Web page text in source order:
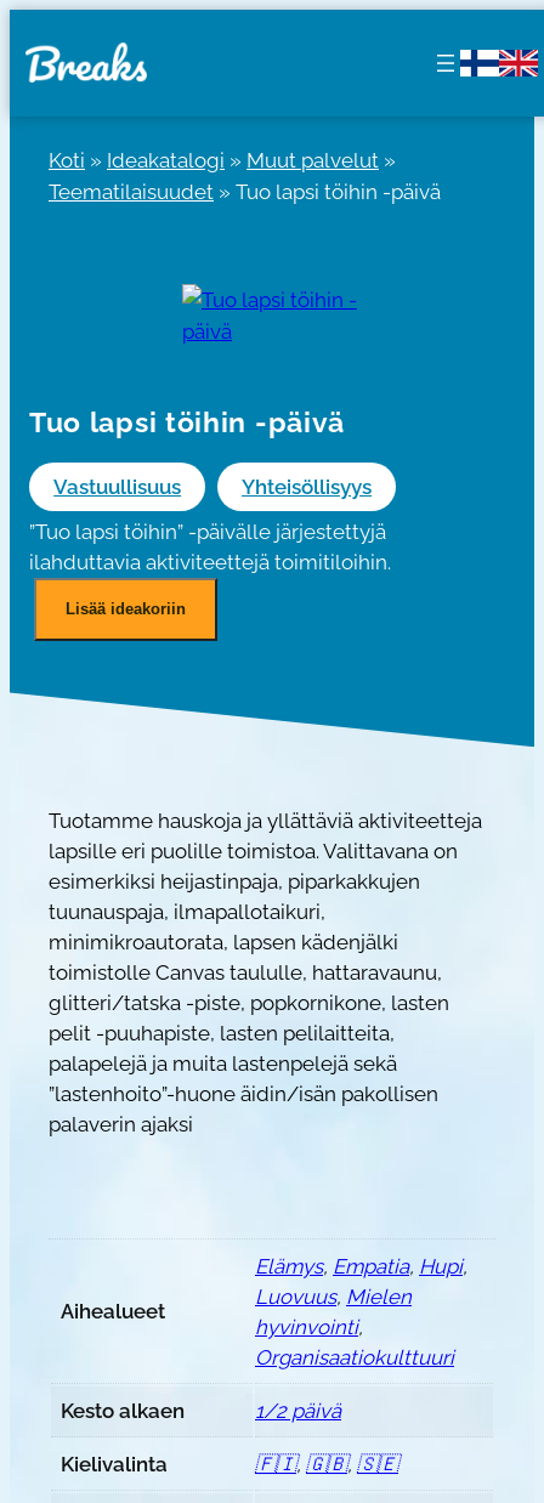
sisältöön
Koti » Ideakatalogi » Muut palvelut »
Teematilaisuudet » Tuo lapsi töihin -päivä
Tuo lapsi töihin -päivä
Vastuullisuus
Yhteisöllisyys
”Tuo lapsi töihin” -päivälle järjestettyjä
ilahduttavia aktiviteettejä toimitiloihin.
Lisää ideakoriin
Tuotamme hauskoja ja yllättäviä aktiviteetteja
lapsille eri puolille toimistoa. Valittavana on
esimerkiksi heijastinpaja, piparkakkujen
tuunauspaja, ilmapallotaikuri,
minimikroautorata, lapsen kädenjälki
toimistolle Canvas taululle, hattaravaunu,
glitteri/tatska -piste, popkornikone, lasten
pelit -puuhapiste, lasten pelilaitteita,
palapelejä ja muita lastenpelejä sekä
”lastenhoito”-huone äidin/isän pakollisen
palaverin ajaksi
Aihealueet
Elämys, Empatia, Hupi,
Luovuus, Mielen
hyvinvointi,
Organisaatiokulttuuri
Kesto alkaen 1/2 päivä
Kielivalinta 🇫🇮, 🇬🇧, 🇸🇪